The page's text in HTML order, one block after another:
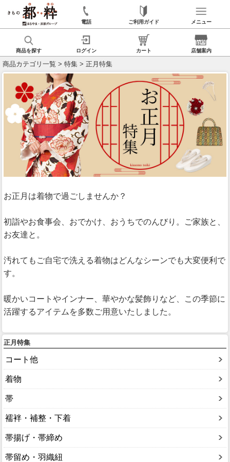
電話 ご利用ガイド メニュー
商品を探す ログイン カート 店舗案内
商品カテゴリ一覧 > 特集 > 正月特集
お正月は着物で過ごしませんか？
初詣やお食事会、おでかけ、おうちでのんびり。ご家族と、
お友達と。
汚れてもご自宅で洗える着物はどんなシーンでも大変便利で
す。
暖かいコートやインナー、華やかな髪飾りなど、この季節に
活躍するアイテムを多数ご用意いたしました。
正月特集
コート他
着物
帯
襦袢・補整・下着
帯揚げ・帯締め
帯留め・羽織紐